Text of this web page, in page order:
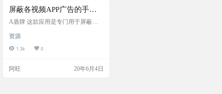
屏蔽各视频APP广告的手机
版神器
A盾牌 这款应用是专门用于屏蔽视
滤七大主流视频平台的广告，过滤
范围主要是开屏广告和正片广告。
美，开启A盾牌之后，广告确确实实
资源
1.3k 0
阿旺 20年6月4日